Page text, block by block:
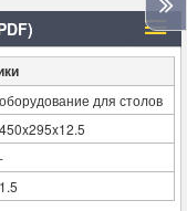
оборудование для столов
450x295x12.5
-
1.5